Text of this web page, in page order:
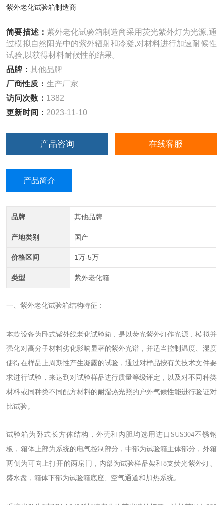
紫外老化试验箱制造商
简要描述： 紫外老化试验箱制造商采用荧光紫外灯为光源,通
过模拟自然阳光中的紫外辐射和冷凝,对材料进行加速耐候性
试验,以获得材料耐候性的结果。
品牌：其他品牌
厂商性质：生产厂家
访问次数： 1382
更新时间： 2023-11-10
产品咨询 在线客服
产品简介
品牌 其他品牌
产地类别 国产
价格区间 1万-5万
类型 紫外老化箱
一、紫外老化试验箱结构特征：
本款设备为卧式紫外线老化试验箱，是以荧光紫外灯作光源，模拟并
强化对高分子材料劣化影响显著的紫外光谱，并适当控制温度、湿度
使得在样品上周期性产生凝露的试验，通过对样品按有关技术文件要
求进行试验，来达到对试验样品进行质量等级评定，以及对不同种类
材料或同种类不同配方材料的耐湿热光照的户外气候性能进行验证对
比试验。
试验箱为卧式长方体结构，外壳和内胆均选用进口SUS304不锈钢
板，箱体上部为系统的电气控制部分，中部为试验箱主体部分，外箱
两侧为可向上打开的两扇门，内部为试验样品架和8支荧光紫外灯、
盛水盘，箱体下部为试验箱底座、空气通道和加热系统。